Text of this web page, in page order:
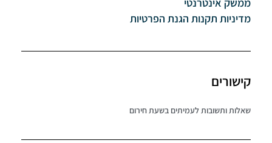
ממשק אינטרנטי
מדיניות תקנות הגנת הפרטיות
קישורים
שאלות ותשובות לעמיתים בשעת חירום